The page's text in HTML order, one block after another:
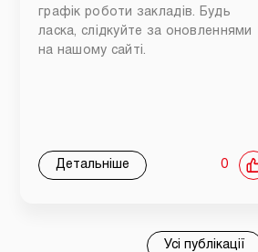
графік роботи закладів. Будь
ласка, слідкуйте за оновленнями
на нашому сайті.
Детальніше 0
Усі публікації